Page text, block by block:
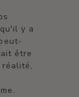
y a
être
réalité,